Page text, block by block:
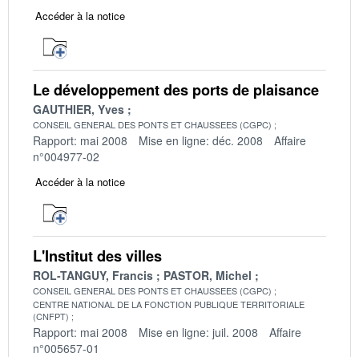
Accéder à la notice
Le développement des ports de plaisance
GAUTHIER, Yves
CONSEIL GENERAL DES PONTS ET CHAUSSEES (CGPC)
Rapport: mai 2008 Mise en ligne: déc. 2008
Affaire
n°004977-02
Accéder à la notice
L'Institut des villes
ROL-TANGUY, Francis PASTOR, Michel
CONSEIL GENERAL DES PONTS ET CHAUSSEES (CGPC)
CENTRE NATIONAL DE LA FONCTION PUBLIQUE TERRITORIALE
(CNFPT)
Rapport: mai 2008 Mise en ligne: juil. 2008
Affaire
n°005657-01